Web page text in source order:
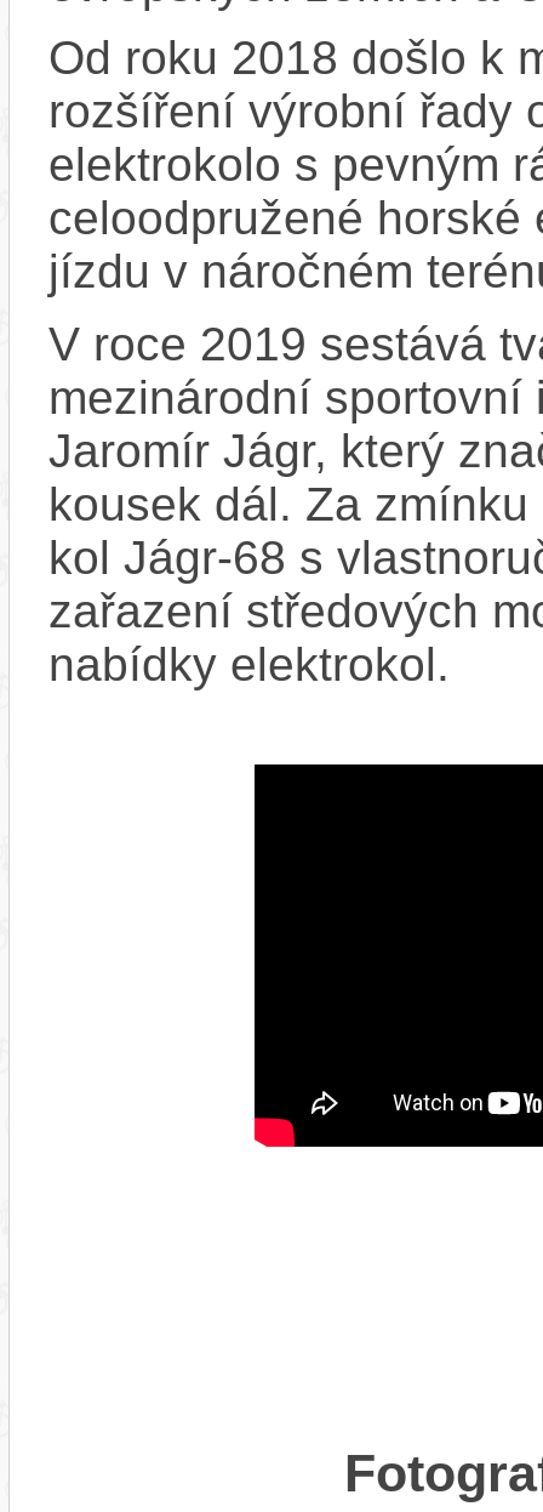
Od roku 2018 došlo k
rozšíření výrobní řady
elektrokolo s pevným
celoodpružené
jízdu v náročném
V roce 2019 sestává
mezinárodní sportovní
Jaromír Jágr, který
kousek dál. Za
kol Jágr-68 s
zařazení středových
nabídky elektrokol.